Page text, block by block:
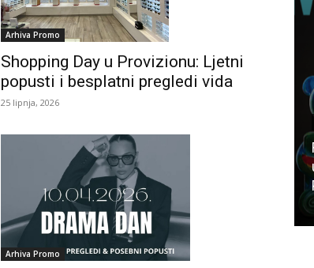
Arhiva Promo
Shopping Day u Provizionu: Ljetni
popusti i besplatni pregledi vida
25 lipnja, 2026
Arhiva Promo